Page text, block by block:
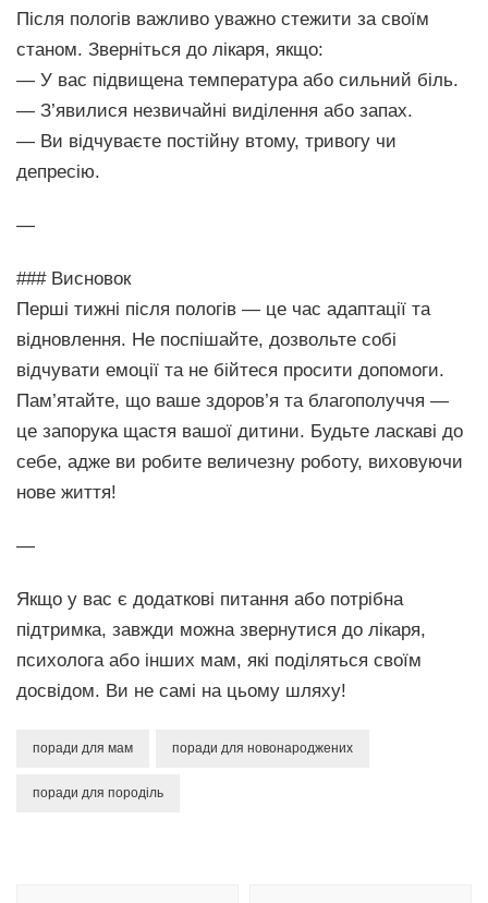
Після пологів важливо уважно стежити за своїм
станом. Зверніться до лікаря, якщо:
— У вас підвищена температура або сильний біль.
— З’явилися незвичайні виділення або запах.
— Ви відчуваєте постійну втому, тривогу чи
депресію.
—
### Висновок
Перші тижні після пологів — це час адаптації та
відновлення. Не поспішайте, дозвольте собі
відчувати емоції та не бійтеся просити допомоги.
Пам’ятайте, що ваше здоров’я та благополуччя —
це запорука щастя вашої дитини. Будьте ласкаві до
себе, адже ви робите величезну роботу, виховуючи
нове життя!
—
Якщо у вас є додаткові питання або потрібна
підтримка, завжди можна звернутися до лікаря,
психолога або інших мам, які поділяться своїм
досвідом. Ви не самі на цьому шляху!
поради для мам поради для новонароджених
поради для породіль